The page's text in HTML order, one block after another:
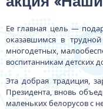
Ее главная цель —
оказавшимся в
многодетных,
воспитанникам детских
Эта добрая традиция,
Президента, вновь
маленьких белорусов с